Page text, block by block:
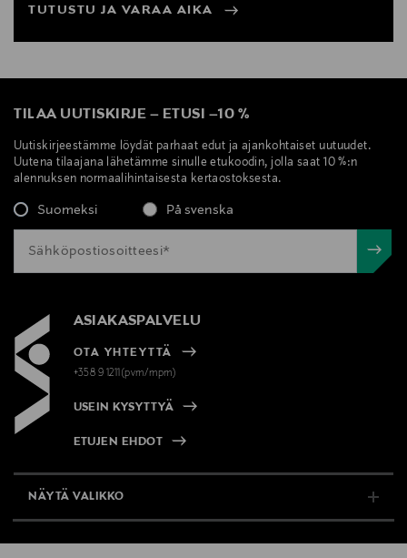
TUTUSTU JA VARAA AIKA
TILAA UUTISKIRJE – ETUSI –10 %
Uutiskirjeestämme löydät parhaat edut ja ajankohtaiset uutuudet.
Uutena tilaajana lähetämme sinulle etukoodin, jolla saat 10 %:n
alennuksen normaalihintaisesta kertaostoksesta.
Suomeksi På svenska
ASIAKASPALVELU
OTA YHTEYTTÄ
+358 9 1211(pvm/mpm)
USEIN KYSYTTYÄ
ETUJEN EHDOT
NÄYTÄ VALIKKO